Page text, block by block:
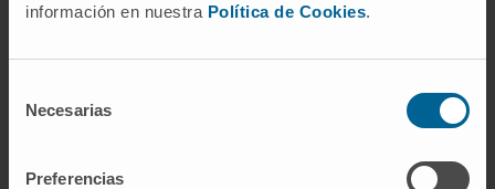
información en nuestra Política de Cookies.
Necesarias
Preferencias